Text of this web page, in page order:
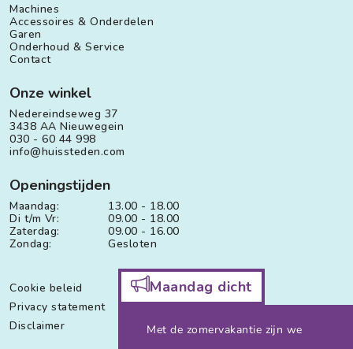
Maandag dicht
Met de zomervakantie zijn we
Machines
Accessoires & Onderdelen
Garen
Onderhoud & Service
Contact
Onze winkel
Nedereindseweg 37
3438 AA Nieuwegein
030 - 60 44 998
info@huissteden.com
Openingstijden
Maandag:
13.00 - 18.00
Di t/m Vr:
09.00 - 18.00
Zaterdag:
09.00 - 16.00
Zondag:
Gesloten
Cookie beleid
Privacy statement
Disclaimer